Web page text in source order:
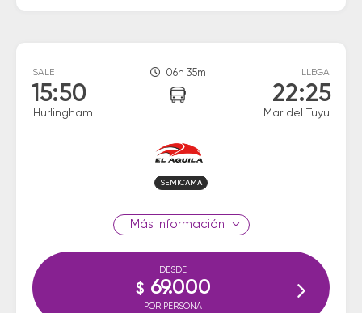
SALE
15:50
Hurlingham
06h 35m LLEGA
22:25
Mar del Tuyu
SEMICAMA
información
DESDE
$ 69.000
POR PERSONA